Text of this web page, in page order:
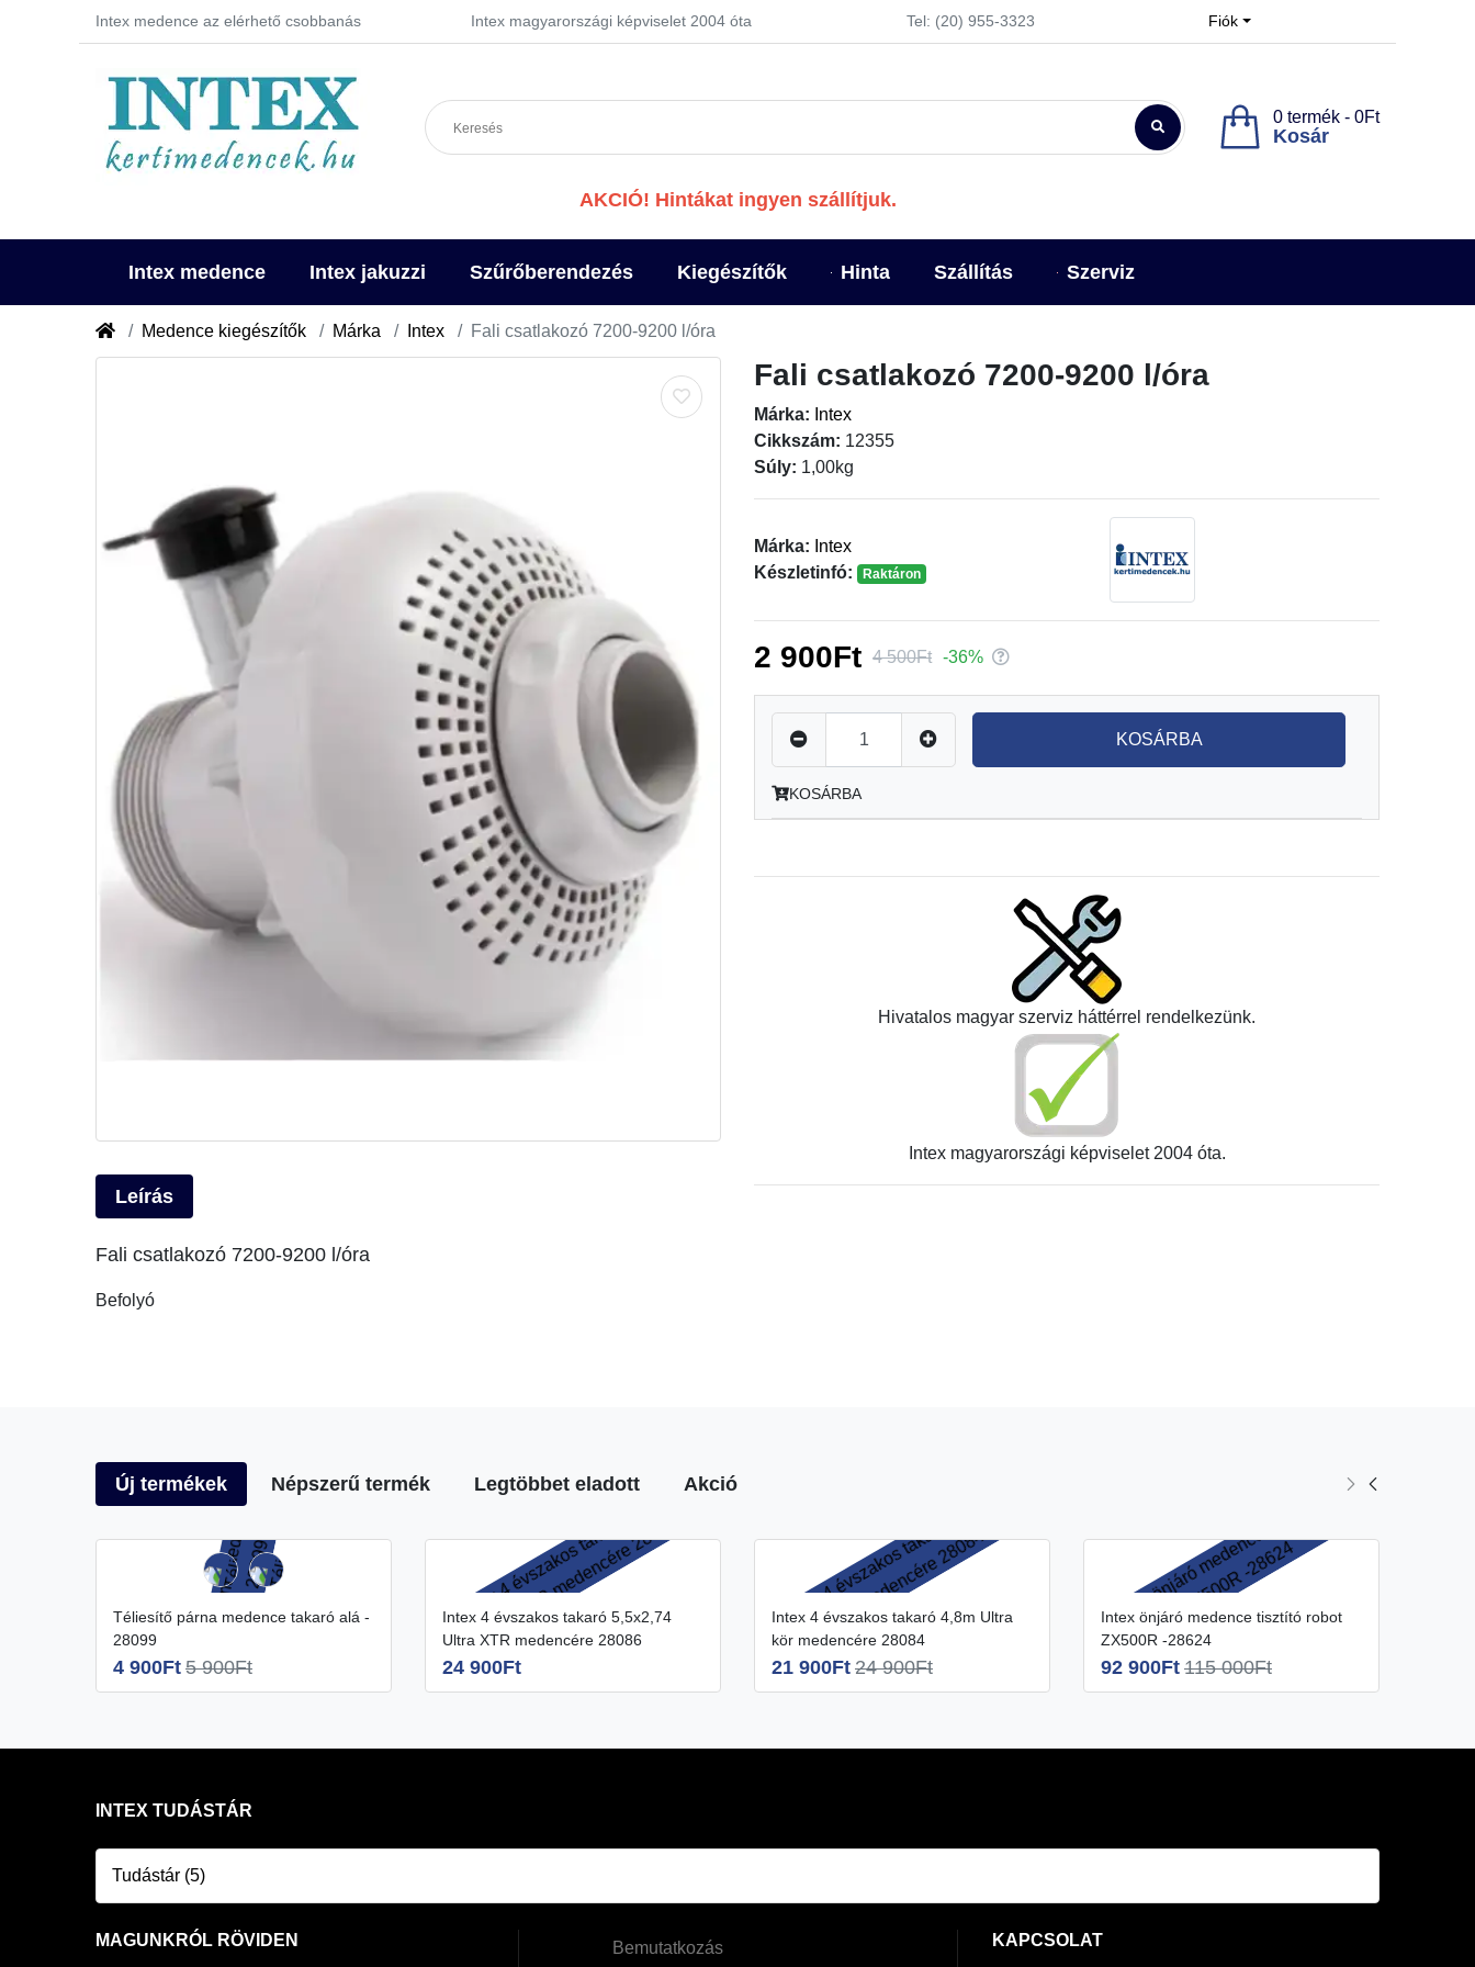
Intex medence az elérhető csobbanás Intex magyarországi képviselet 2004 óta Tel: (20) 955-3323 Fiók
Kosár
0 termék - 0Ft
AKCIÓ! Hintákat ingyen szállítjuk.
Intex medence Intex jakuzzi Szűrőberendezés Kiegészítők Hinta Szállítás Szerviz
Medence kiegészítők Márka Intex Fali csatlakozó 7200-9200 l/óra
Leírás
Fali csatlakozó 7200-9200 l/óra
Befolyó
Fali csatlakozó 7200-9200 l/óra
Márka: Intex
Cikkszám: 12355
Súly: 1,00kg
Márka: Intex
Készletinfó:
Raktáron
2 900Ft 4 500Ft -36%
KOSÁRBA
KOSÁRBA
Hivatalos magyar szerviz háttérrel rendelkezünk.
Intex magyarországi képviselet 2004 óta.
Új termékek Népszerű termék Legtöbbet eladott Akció
Téliesítő párna medence takaró alá -
28099
4 900Ft 5 900Ft
Intex 4 évszakos takaró 5,5x2,74
Ultra XTR medencére 28086
24 900Ft
Intex 4 évszakos takaró 4,8m Ultra
kör medencére 28084
21 900Ft 24 900Ft
Intex önjáró medence tisztító robot
ZX500R -28624
92 900Ft 115 000Ft
INTEX TUDÁSTÁR
Tudástár (5)
MAGUNKRÓL RÖVIDEN Bemutatkozás KAPCSOLAT